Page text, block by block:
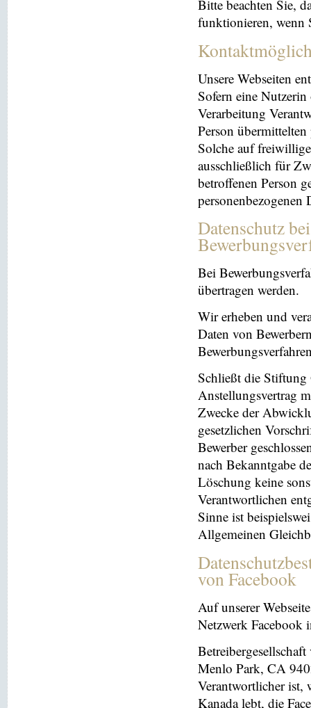
Bitte beachten Sie,
funktionieren, wenn
Unsere Webseiten
Sofern eine
Verarbeitung
Person übermittelten
Solche auf
ausschließlich für
betroffenen Person
personenbezogenen
Datenschutz
Bei
übertragen werden.
Wir erheben und
Daten von
Schließt die Stiftung
Anstellungsvertrag
Zwecke der
gesetzlichen
Bewerber
nach Bekanntgabe
Löschung keine
Verantwortlichen
Sinne ist
Allgemeinen
von Facebook
Auf unserer
Netzwerk Facebook
Menlo Park, CA
Verantwortlicher ist,
Kanada lebt, die